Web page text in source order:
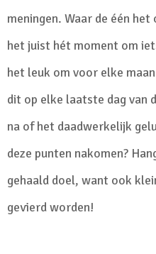
meningen. Waar de één
het juist hét moment om
het leuk om voor elke
dit op elke laatste dag van
na of het daadwerkelijk
deze punten nakomen?
gehaald doel, want ook
gevierd worden!